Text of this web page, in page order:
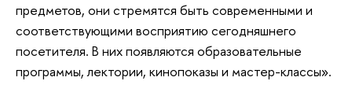
предметов, они стремятся быть современными и
соответствующими восприятию сегодняшнего
посетителя. В них появляются образовательные
программы, лектории, кинопоказы и мастер-классы».